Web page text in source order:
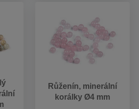
Růženín, minerální
korálky Ø4 mm